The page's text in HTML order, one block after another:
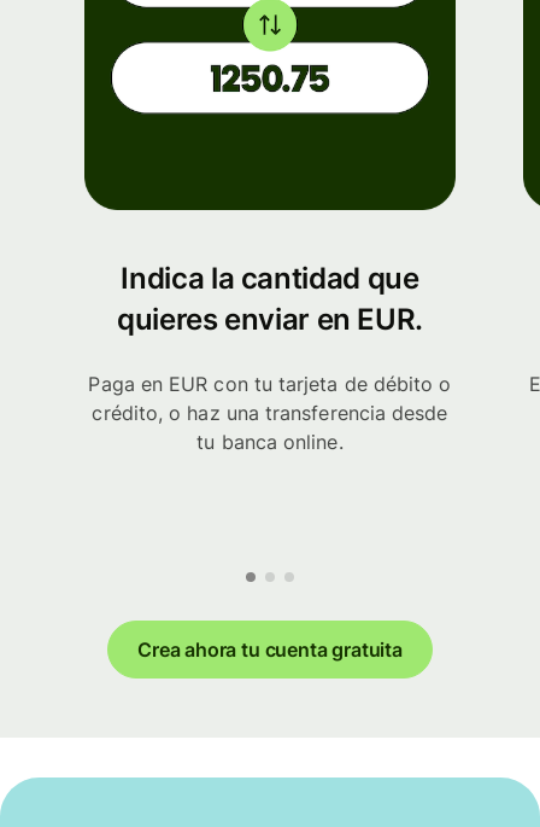
Indica la cantidad que
quieres enviar en EUR.
Paga en EUR con tu tarjeta de débito o
crédito, o haz una transferencia desde
tu banca online.
Crea ahora tu cuenta gratuita